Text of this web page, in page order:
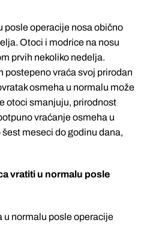
posle operacije nosa obično
Otoci i modrice na nosu
prvih nekoliko nedelja.
postepeno vraća svoj prirodan
osmeha u normalu može
otoci smanjuju, prirodnost
vraćanje osmeha u
meseci do godinu dana,
vratiti u normalu posle
u normalu posle operacije